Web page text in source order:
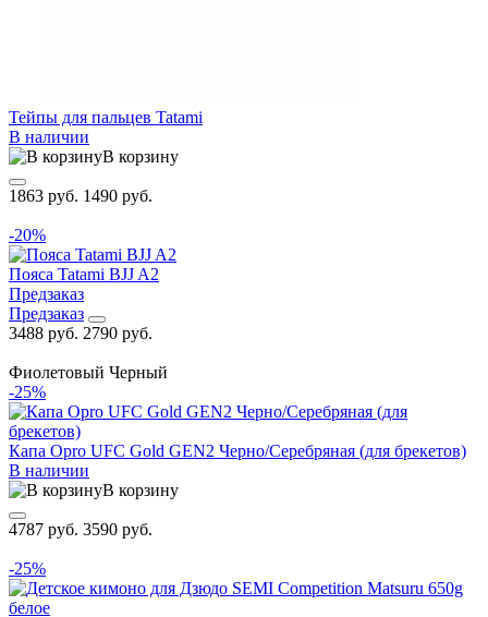
Тейпы для пальцев Tatami
В наличии
В корзину
1863 руб. 1490 руб.
-20%
Пояса Tatami BJJ A2
Предзаказ
Предзаказ
3488 руб. 2790 руб.
Фиолетовый Черный
-25%
Капа Opro UFC Gold GEN2 Черно/Серебряная (для брекетов)
В наличии
В корзину
4787 руб. 3590 руб.
-25%